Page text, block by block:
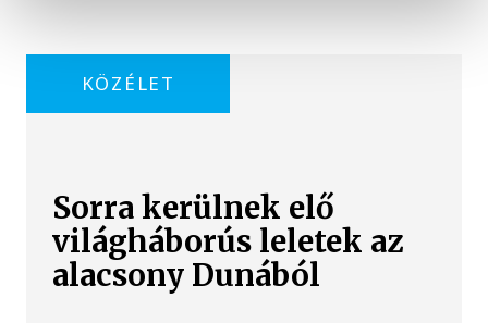
KÖZÉLET
Sorra kerülnek elő
világháborús leletek az
alacsony Dunából